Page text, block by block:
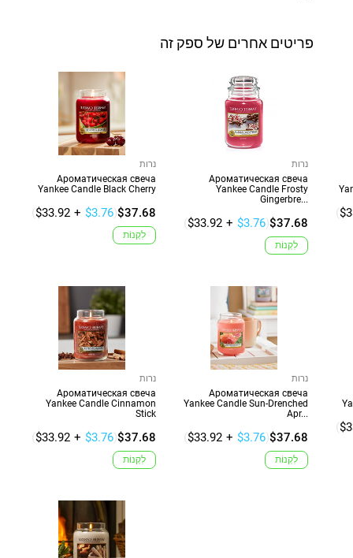
פריטים אחרים של ספק זה
נרות
Ароматическая свеча
Yankee Candle Black Cherry
$37.68
($33.92 + $3.76)
לִקְנוֹת
נרות
Ароматическая свеча
Yankee Candle Frosty
Gingerbre...
$37.68
($33.92 + $3.76)
לִקְנוֹת
(
נרות
Ароматическая свеча
Yankee Candle Cinnamon
Stick
$37.68
($33.92 + $3.76)
לִקְנוֹת
נרות
Ароматическая свеча
Yankee Candle Sun-Drenched
Apr...
$37.68
($33.92 + $3.76)
לִקְנוֹת
(